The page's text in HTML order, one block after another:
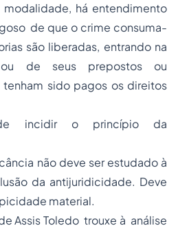
há entendimento
de que o crime consuma-
são liberadas, entrando na
de seus prepostos ou
tenham sido pagos os direitos
incidir o princípio da
não deve ser estudado à
da antijuridicidade. Deve
material.
Assis Toledo trouxe à análise